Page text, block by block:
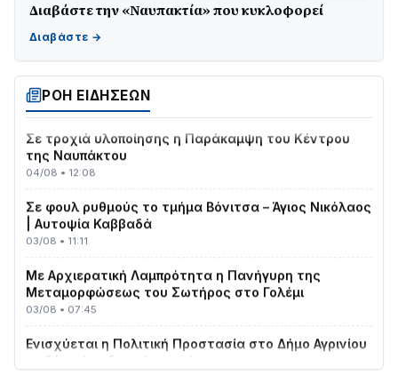
Διαβάστε την «Ναυπακτία» που κυκλοφορεί
ΡΟΗ ΕΙΔΗΣΕΩΝ
ΤΟ ΠΑΡΤΥ ΣΥΝΕΧΙΖΕΤΑΙ…
05/08 • 08:41
04/08 • 19:47
Σε τροχιά υλοποίησης η Παράκαμψη του Κέντρου
της Ναυπάκτου
04/08 • 12:08
| Αυτοψία Καββαδά
03/08 • 11:11
Μεταμορφώσεως του Σωτήρος στο Γολέμι
03/08 • 07:45
με δύο νέα υδροφόρα οχήματα
02/08 • 18:26